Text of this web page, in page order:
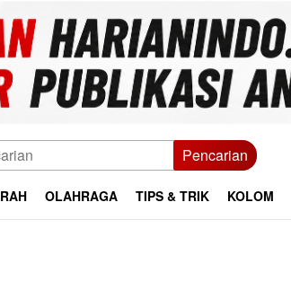
Pencarian
OLAHRAGA TIPS & TRIK KOLOM